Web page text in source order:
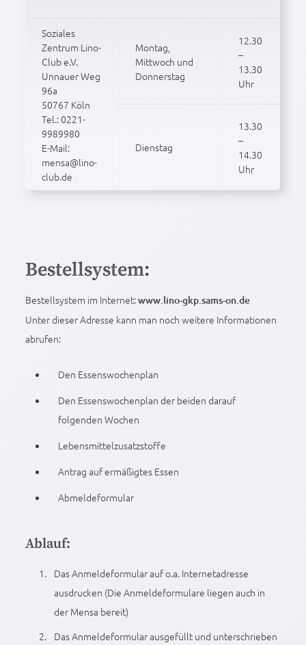
Soziales
Zentrum Lino-
Club e.V.
Unnauer Weg
96a
50767 Köln
Tel.: 0221-
9989980
E-Mail:
mensa@lino-
club.de
Montag,
Mittwoch und
Donnerstag
12.30
–
13.30
Uhr
Dienstag
13.30
–
14.30
Uhr
Bestellsystem:
Bestellsystem im Internet:www.lino-gkp.sams-on.de
Unter dieser Adresse kann man noch weitere Informationen
abrufen:
Den Essenswochenplan
Den Essenswochenplan der beiden darauf
folgenden Wochen
Lebensmittelzusatzstoffe
Antrag auf ermäßigtes Essen
Abmeldeformular
Ablauf:
Das Anmeldeformular auf o.a. Internetadresse
ausdrucken (Die Anmeldeformulare liegen auch in
der Mensa bereit)
Das Anmeldeformular ausgefüllt und unterschrieben